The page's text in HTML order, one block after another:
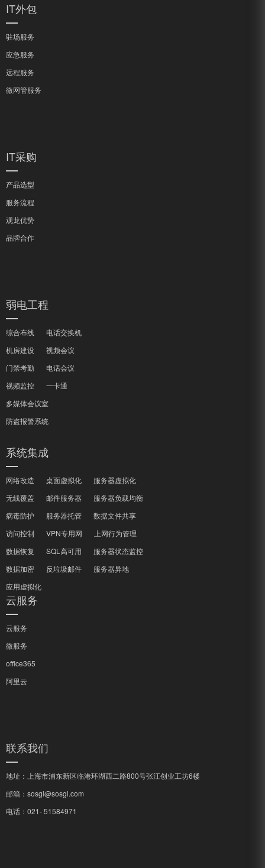
IT外包
驻场服务
应急服务
远程服务
微网管服务
IT采购
产品选型
服务流程
观龙优势
品牌合作
弱电工程
综合布线
电话交换机
机房建设
视频会议
门禁考勤
电话会议
视频监控
一卡通
多媒体会议室
防盗报警系统
系统集成
网络改造 桌面虚拟化
服务器虚拟化
无线覆盖
邮件服务器
服务器负载均衡
病毒防护
服务器托管
数据文件共享
访问控制
VPN专用网
上网行为管理
数据恢复
SQL高可用
服务器状态监控
数据加密
反垃圾邮件
服务器异地
应用虚拟化
云服务
云服务
微服务
office365
阿里云
联系我们
地址：上海市浦东新区临港环湖西二路800号张江创业工坊6楼
邮箱：sosgl@sosgl.com
电话：­021- 51584971